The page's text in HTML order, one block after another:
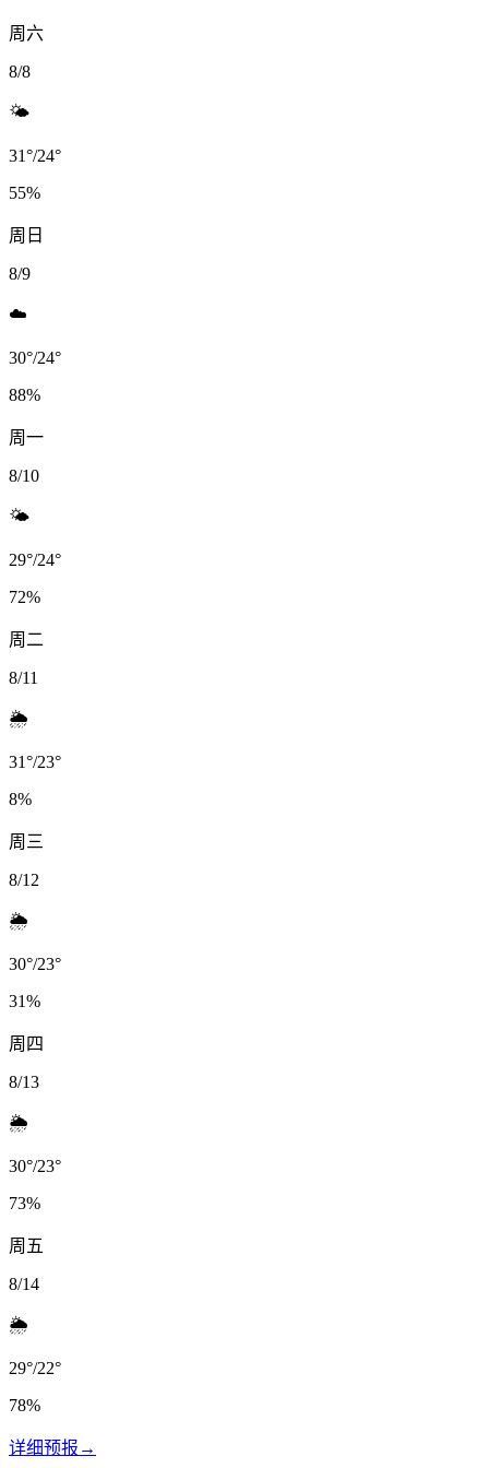
周六
8/8
🌤️
31°/24°
55%
周日
8/9
☁️
30°/24°
88%
周一
8/10
🌤️
29°/24°
72%
周二
8/11
🌦️
31°/23°
8%
周三
8/12
🌦️
30°/23°
31%
周四
8/13
🌦️
30°/23°
73%
周五
8/14
🌦️
29°/22°
78%
详细预报 →